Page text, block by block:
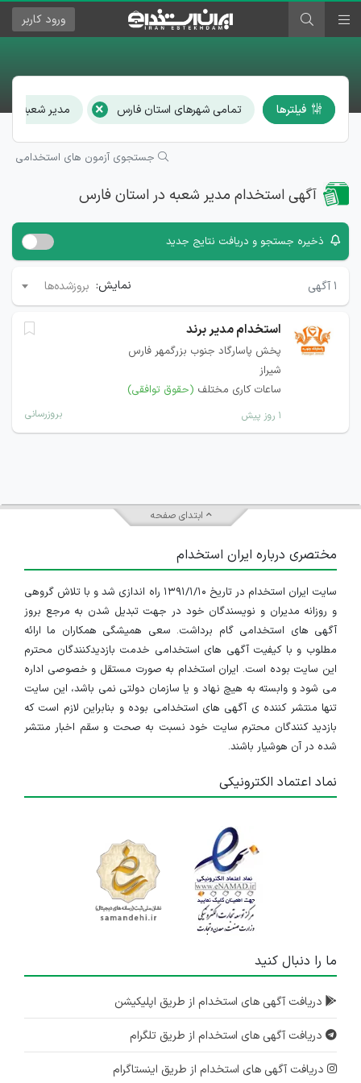
ورود کاربر
فیلترها تمامی شهرهای استان فارس × مدیر شعبه ×
جستجوی آزمون های استخدامی
آگهی استخدام مدیر شعبه در استان فارس
ذخیره جستجو و دریافت نتایج جدید
۱ آگهی نمایش: بروزشده‌ها
استخدام مدير برند
پخش پاسارگاد جنوب بزرگمهر فارس
شیراز
ساعات کاری مختلف (حقوق توافقی)
۱ روز پیش بروزرسانی
ابتدای صفحه
مختصری درباره ایران استخدام
سایت ایران استخدام در تاریخ ۱۳۹۱/۱/۱۰ راه اندازی شد و با تلاش گروهی
و روزانه مدیران و نویسندگان خود در جهت تبدیل شدن به مرجع بروز
آگهی های استخدامی گام برداشت. سعی همیشگی همکاران ما ارائه
مطلوب و با کیفیت آگهی های استخدامی خدمت بازدیدکنندگان محترم
این سایت بوده است. ایران استخدام به صورت مستقل و خصوصی اداره
می شود و وابسته به هیچ نهاد و یا سازمان دولتی نمی باشد، این سایت
تنها منتشر کننده ی آگهی های استخدامی بوده و بنابراین لازم است که
بازدید کنندگان محترم سایت خود نسبت به صحت و سقم اخبار منتشر
شده در آن هوشیار باشند.
نماد اعتماد الکترونیکی
ما را دنبال کنید
دریافت آگهی های استخدام از طریق اپلیکیشن
دریافت آگهی های استخدام از طریق تلگرام
دریافت آگهی های استخدام از طریق اینستاگرام